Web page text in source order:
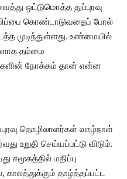
ஒட்டுமொத்த துப்புரவு
கொண்டாடுவதைப் போல்
முடிந்துள்ளது. உண்மையில்
தம்மை
நோக்கம் தான் என்ன
தொழிலாளர்கள் வாழ்நாள்
உறுதி செய்யப்பட்டு விடும்.
மதிப்பு
காலத்துக்கும் தாழ்த்தப்பட்ட